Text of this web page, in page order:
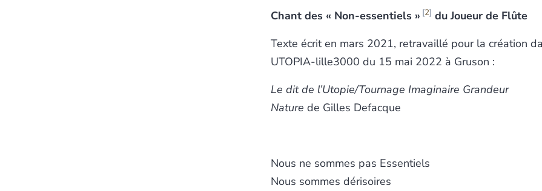
Chant des « Non-essentiels » 2 du Joueur de Flûte
Texte écrit en mars 2021, retravaillé pour la création
UTOPIA-lille3000 du 15 mai 2022 à Gruson :
Le dit de l’Utopie/Tournage Imaginaire Grandeur
Nature de Gilles Defacque
Nous ne sommes pas Essentiels
Nous sommes dérisoires